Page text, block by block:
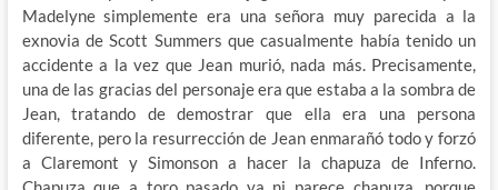
Madelyne simplemente era una señora muy parecida a la
exnovia de Scott Summers que casualmente había tenido un
accidente a la vez que Jean murió, nada más. Precisamente,
una de las gracias del personaje era que estaba a la sombra de
Jean, tratando de demostrar que ella era una persona
diferente, pero la resurrección de Jean enmarañó todo y forzó
a Claremont y Simonson a hacer la chapuza de Inferno.